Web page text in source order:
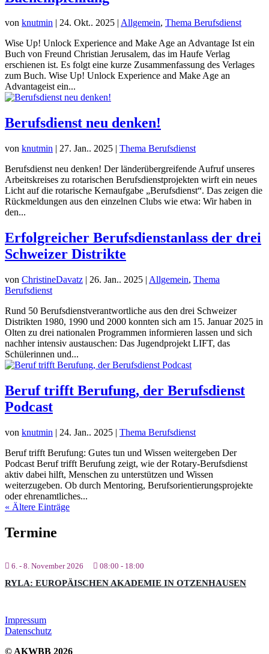
von knutmin | 24. Okt.. 2025 | Allgemein, Thema Berufsdienst
Wise Up! Unlock Experience and Make Age an Advantage Ist ein
Buch von Freund Christian Jerusalem, das im Haufe Verlag
erschienen ist. Es folgt eine kurze Zusammenfassung des Verlages
zum Buch. Wise Up! Unlock Experience and Make Age an
Advantageist ein...
Berufsdienst neu denken!
von knutmin | 27. Jan.. 2025 | Thema Berufsdienst
Berufsdienst neu denken! Der länderübergreifende Aufruf unseres
Arbeitskreises zu rotarischen Berufsdienstprojekten wirft ein neues
Licht auf die rotarische Kernaufgabe „Berufsdienst“. Das zeigen die
Rückmeldungen aus den einzelnen Clubs wie etwa: Wir haben in
den...
Erfolgreicher Berufsdienstanlass der drei
Schweizer Distrikte
von ChristineDavatz | 26. Jan.. 2025 | Allgemein, Thema
Berufsdienst
Rund 50 Berufsdienstverantwortliche aus den drei Schweizer
Distrikten 1980, 1990 und 2000 konnten sich am 15. Januar 2025 in
Olten zu drei nationalen Programmen informieren lassen und sich
nachher intensiv austauschen: Das Jugendprojekt LIFT, das
Schülerinnen und...
Beruf trifft Berufung, der Berufsdienst
Podcast
von knutmin | 24. Jan.. 2025 | Thema Berufsdienst
Beruf trifft Berufung: Gutes tun und Wissen weitergeben Der
Podcast Beruf trifft Berufung zeigt, wie der Rotary-Berufsdienst
aktiv dabei hilft, Menschen zu unterstützen und Wissen
weiterzugeben. Ob durch Mentoring, Berufsorientierungsprojekte
oder ehrenamtliches...
« Ältere Einträge
Termine
6. - 8. November 2026 08:00 - 18:00
RYLA: EUROPÄISCHEN AKADEMIE IN OTZENHAUSEN
Impressum
Datenschutz
© AKWBB 2026